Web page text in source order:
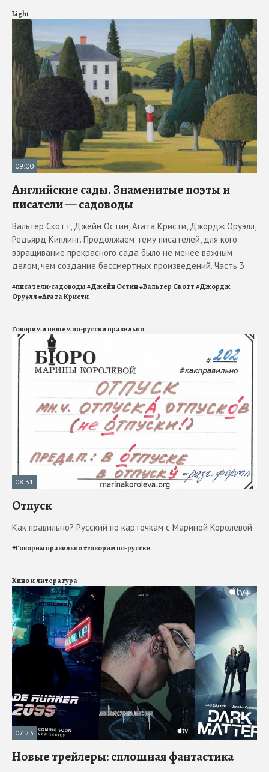
Light
09:00
Английские сады. Знаменитые поэты и
писатели — садоводы
Вальтер Скотт, Джейн Остин, Агата Кристи, Джордж Оруэлл,
Редьярд Киплинг. Продолжаем тему писателей, для кого
взращивание прекрасного сада было не менее важным
делом, чем создание бессмертных произведений. Часть 3
#писатели-садоводы#Джейн Остин#Вальтер Скотт#Джордж
Оруэлл#Агата Кристи
Говорим и пишем по-русски правильно
08:31
Отпуск
Как правильно? Русский по карточкам с Мариной Королевой
#Говорим правильно#говорим по-русски
Кино и литература
07:23
Новые трейлеры: сплошная фантастика